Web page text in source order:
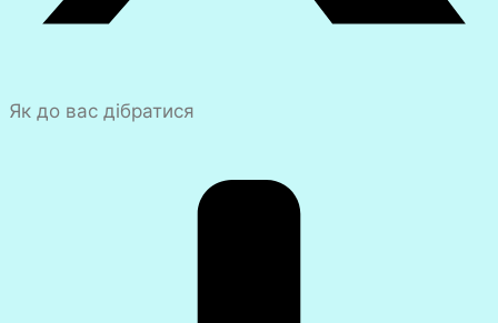
Як до вас дібратися